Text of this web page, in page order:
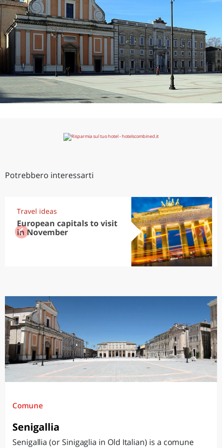
Potrebbero interessarti
Travel ideas
European capitals to visit
in November
Comune
Senigallia
Senigallia (or Sinigaglia in Old Italian) is a comune